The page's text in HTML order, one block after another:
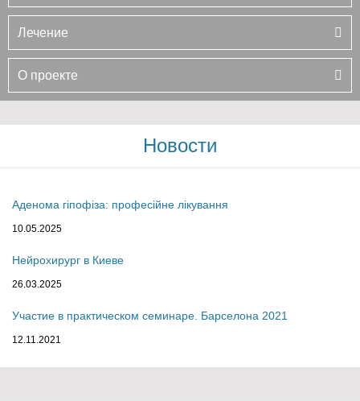
Лечение
О проекте
Новости
Аденома гіпофіза: професійне лікування
10.05.2025
Нейрохирург в Киеве
26.03.2025
Участие в практическом семинаре. Барселона 2021
12.11.2021